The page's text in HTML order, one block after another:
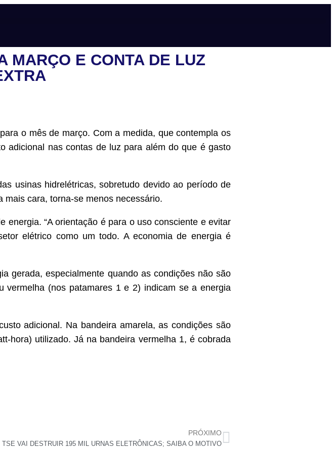
MARÇO E CONTA DE LUZ
o mês de março. Com a medida, que contempla os
adicional nas contas de luz para além do que é gasto
usinas hidrelétricas, sobretudo devido ao período de
cara, torna-se menos necessário.
energia. “A orientação é para o uso consciente e evitar
elétrico como um todo. A economia de energia é
gerada, especialmente quando as condições não são
vermelha (nos patamares 1 e 2) indicam se a energia
adicional. Na bandeira amarela, as condições são
hora) utilizado. Já na bandeira vermelha 1, é cobrada
PRÓXIMO
TSE VAI DESTRUIR 195 MIL URNAS ELETRÔNICAS; SAIBA O MOTIVO